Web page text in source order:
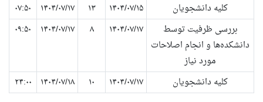
کلیه دانشجویان ۱۴۰۴/۰۷/۱۵ ۱۳ ۱۴۰۴/۰۷/۱۷
۰۷:۵۰
بررسی ظرفیت توسط
دانشکده‌ها و انجام اصلاحات
مورد نیاز
۱۴۰۴/۰۷/۱۷ ۸ ۱۴۰۴/۰۷/۱۷ ۰۹:۵۰
کلیه دانشجویان ۱۴۰۴/۰۷/۱۷ ۱۰ ۱۴۰۴/۰۷/۱۸
۲۴:۰۰